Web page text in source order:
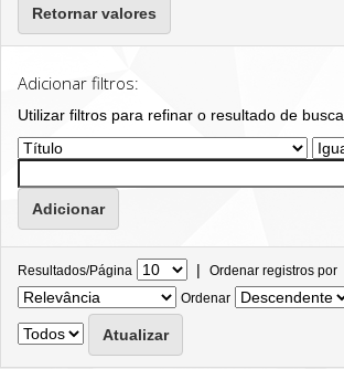
Retornar valores
Adicionar filtros:
Utilizar filtros para refinar o resultado de busca.
Resultados/Página | Ordenar registros por
Ordenar